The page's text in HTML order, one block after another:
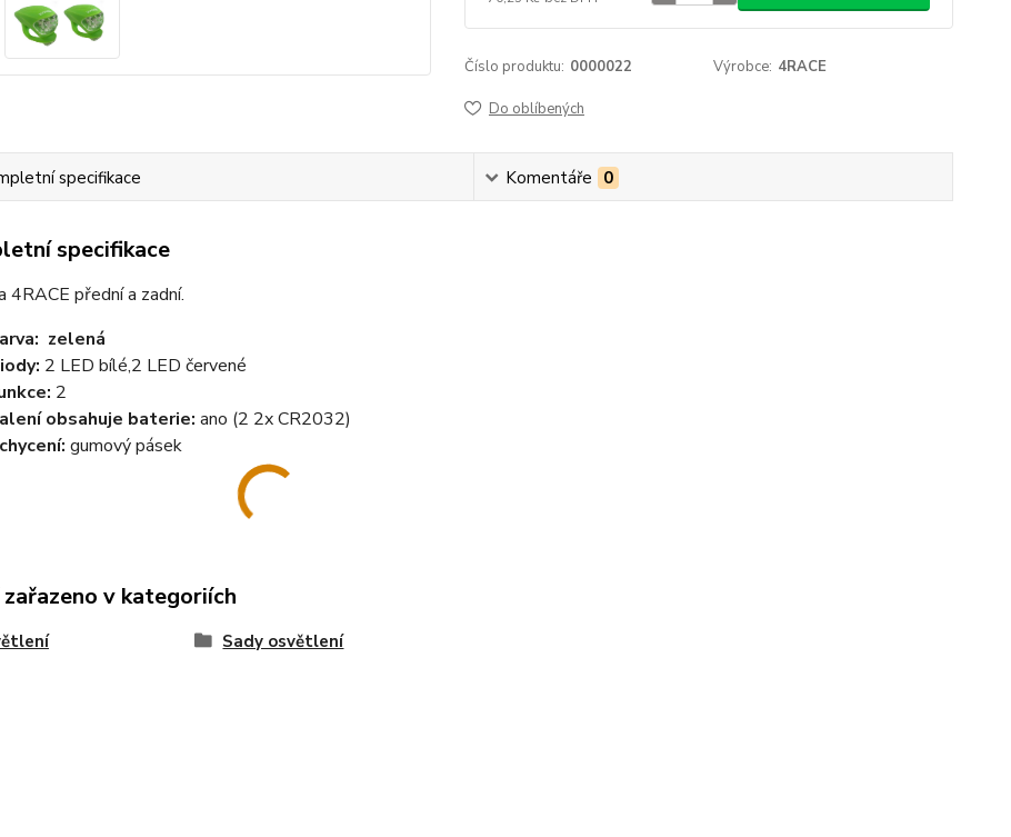
Číslo produktu: 0000022 Výrobce: 4RACE
Do oblíbených
specifikace Komentáře 0
specifikace
4RACE přední a zadní.
zelená
2 LED bílé,2 LED červené
2
obsahuje baterie: ano (2 2x CR2032)
gumový pásek
v kategoriích
Sady osvětlení